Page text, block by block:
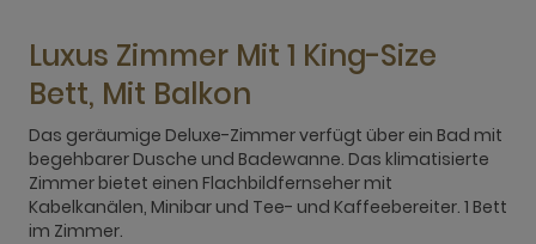
Luxus Zimmer Mit 1 King-Size
Bett, Mit Balkon
Das geräumige Deluxe-Zimmer verfügt über ein Bad mit
begehbarer Dusche und Badewanne. Das klimatisierte
Zimmer bietet einen Flachbildfernseher mit
Kabelkanälen, Minibar und Tee- und Kaffeebereiter. 1 Bett
im Zimmer.